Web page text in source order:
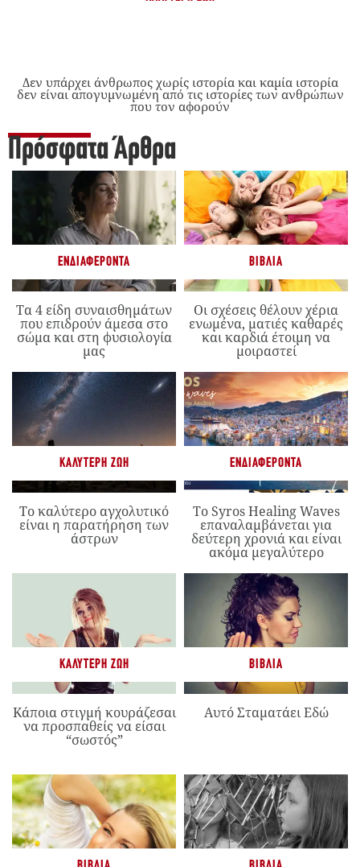
Δεν υπάρχει άνθρωπος χωρίς ιστορία και καμία ιστορία
δεν είναι απογυμνωμένη από τις ιστορίες των ανθρώπων
που τον αφορούν
Πρόσφατα Άρθρα
ΕΝΔΙΑΦΈΡΟΝΤΑ
Τα 4 είδη συναισθημάτων
που επιδρούν άμεσα στο
σώμα και στη φυσιολογία
μας
ΒΙΒΛΊΑ
Οι σχέσεις θέλουν χέρια
ενωμένα, ματιές καθαρές
και καρδιά έτοιμη να
μοιραστεί
ΚΑΛΎΤΕΡΗ ΖΩΉ
Το καλύτερο αγχολυτικό
είναι η παρατήρηση των
άστρων
ΕΝΔΙΑΦΈΡΟΝΤΑ
Το Syros Healing Waves
επαναλαμβάνεται για
δεύτερη χρονιά και είναι
ακόμα μεγαλύτερο
ΚΑΛΎΤΕΡΗ ΖΩΉ
Κάποια στιγμή κουράζεσαι
να προσπαθείς να είσαι
“σωστός”
ΒΙΒΛΊΑ
Αυτό Σταματάει Εδώ